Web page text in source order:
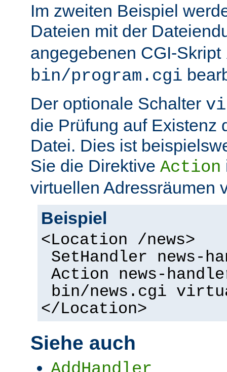
Im zweiten Beispiel
Dateien mit der
angegebenen CGI-Skript
bin/program.cgi
Der optionale Schalter
die Prüfung auf Existenz
Datei. Dies ist
Sie die Direktive Action
virtuellen Adressräumen
Beispiel
<Location /news>
SetHandler news-
Action news-
bin/news.cgi
</Location>
Siehe auch